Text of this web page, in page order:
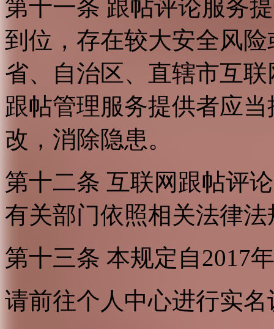
第十一条 跟帖评论服务
到位，存在较大安全风
省、自治区、直辖市互
跟帖管理服务提供者应
改，消除隐患。
第十二条 互联网跟帖评
有关部门依照相关法律
第十三条 本规定自2017
请前往个人中心进行实名